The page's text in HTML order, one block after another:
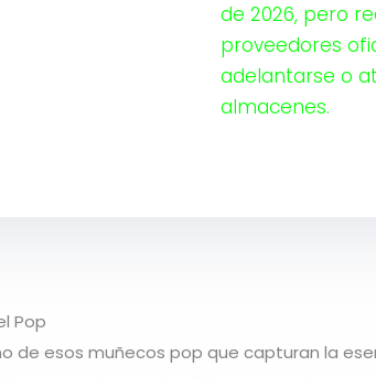
de 2026, pero
proveedores
adelantarse o
almacenes.
Pop
de esos muñecos pop que capturan la